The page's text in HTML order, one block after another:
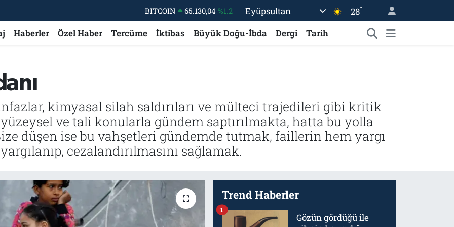
DOLAR 47,7106 %0.17
EURO
55,1652
%0.27
BITCOIN
65.130,04 %1.2
Eyüpsultan 28°
Haberler Özel Haber Tercüme İktibas Büyük Doğu-İbda Dergi Tarih
kimyasal silah saldırıları ve mülteci trajedileri gibi kritik
ve tali konularla gündem saptırılmakta, hatta bu yolla
düşen ise bu vahşetleri gündemde tutmak, faillerin hem yargı
cezalandırılmasını sağlamak.
Trend Haberler
Gözün gördüğü ile
1